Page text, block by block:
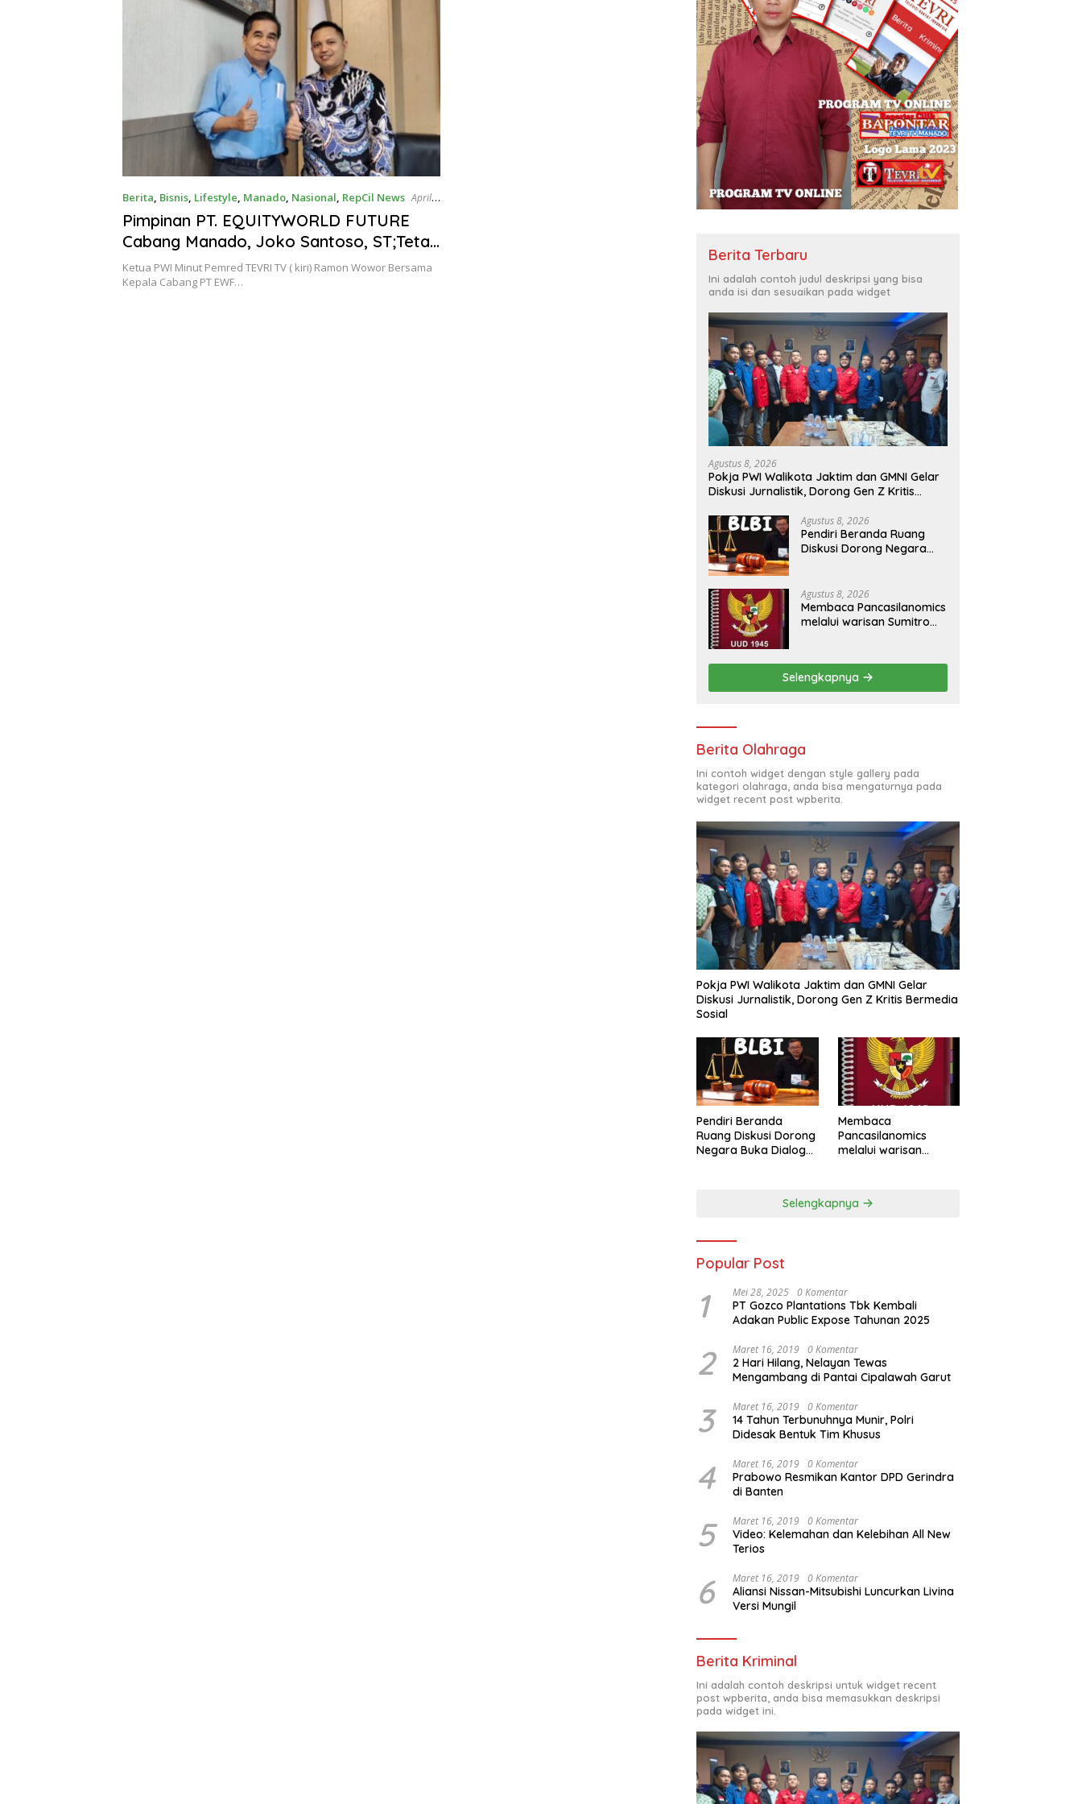
Berita, Bisnis, Lifestyle, Manado, Nasional, RepCil News April
24, 2024
Pimpinan PT. EQUITYWORLD FUTURE
Cabang Manado, Joko Santoso, ST;Tetap
Prinsip Hati- hati Terima Nasabah
Investor
Ketua PWI Minut Pemred TEVRI TV ( kiri) Ramon Wowor Bersama
Kepala Cabang PT EWF…
Berita Terbaru
Ini adalah contoh judul deskripsi yang bisa
anda isi dan sesuaikan pada widget
Agustus 8, 2026
Pokja PWI Walikota Jaktim dan GMNI Gelar
Diskusi Jurnalistik, Dorong Gen Z Kritis
Agustus 8, 2026
Pendiri Beranda Ruang
Diskusi Dorong Negara
Agustus 8, 2026
Membaca Pancasilanomics
melalui warisan Sumitro
Selengkapnya
Berita Olahraga
Ini contoh widget dengan style gallery pada
kategori olahraga, anda bisa mengaturnya pada
widget recent post wpberita.
Pokja PWI Walikota Jaktim dan GMNI Gelar
Diskusi Jurnalistik, Dorong Gen Z Kritis Bermedia
Sosial
Pendiri Beranda
Ruang Diskusi Dorong
Negara Buka Dialog
Membaca
Pancasilanomics
melalui warisan
Selengkapnya
Popular Post
1 Mei 28, 2025 0 Komentar
PT Gozco Plantations Tbk Kembali
Adakan Public Expose Tahunan 2025
2 Maret 16, 2019 0 Komentar
2 Hari Hilang, Nelayan Tewas
Mengambang di Pantai Cipalawah Garut
3 Maret 16, 2019 0 Komentar
14 Tahun Terbunuhnya Munir, Polri
Didesak Bentuk Tim Khusus
4 Maret 16, 2019 0 Komentar
Prabowo Resmikan Kantor DPD Gerindra
di Banten
5 Maret 16, 2019 0 Komentar
Video: Kelemahan dan Kelebihan All New
Terios
6 Maret 16, 2019 0 Komentar
Aliansi Nissan-Mitsubishi Luncurkan Livina
Versi Mungil
Berita Kriminal
Ini adalah contoh deskripsi untuk widget recent
post wpberita, anda bisa memasukkan deskripsi
pada widget ini.